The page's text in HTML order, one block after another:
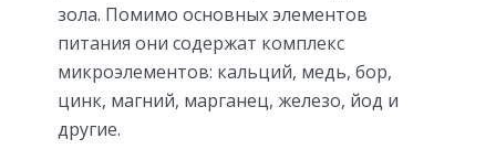
зола. Помимо основных элементов
питания они содержат комплекс
микроэлементов: кальций, медь, бор,
цинк, магний, марганец, железо, йод и
другие.